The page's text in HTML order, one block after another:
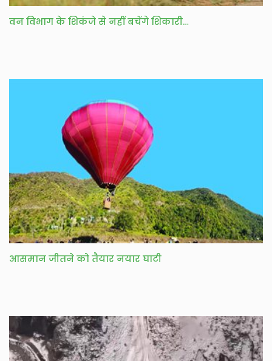
वन विभाग के शिकंजे से नहीं बचेंगे शिकारी…
आसमान जीतने को तैयार नयार घाटी